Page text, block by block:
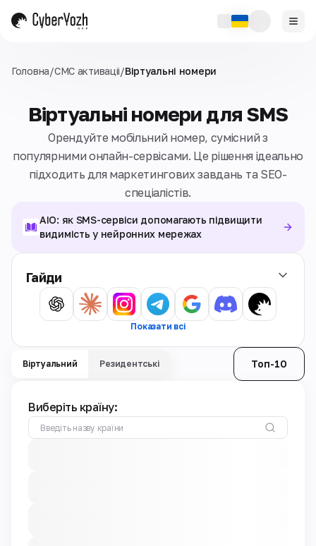
Головна/СМС активаціi/Віртуальні номери
Віртуальні номери для SMS
Орендуйте мобільний номер, сумісний з
популярними онлайн-сервісами. Це рішення ідеально
підходить для маркетингових завдань та SEO-
спеціалістів.
AIO: як SMS-сервіси допомагають підвищити
видимість у нейронних мережах
Гайди
Показати всі
Віртуальний Резидентські Топ-10
Виберіть країну: